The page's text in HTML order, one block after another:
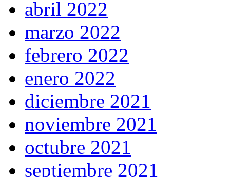
abril 2022
marzo 2022
febrero 2022
enero 2022
diciembre 2021
noviembre 2021
octubre 2021
septiembre 2021